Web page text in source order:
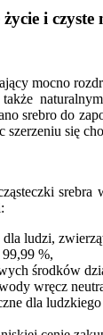
i czyste
mocno
srebro do
się
dla ludzi,
%,
środków
wręcz
dla